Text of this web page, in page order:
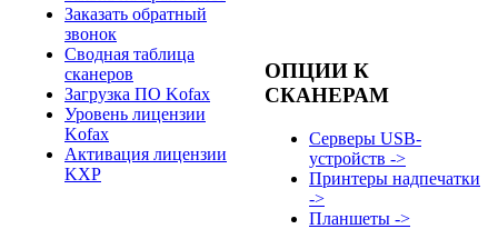
Заказать обратный
звонок
Сводная таблица
сканеров
Загрузка ПО Kofax
Уровень лицензии
Kofax
Активация лицензии
KXP
ОПЦИИ К
СКАНЕРАМ
Серверы USB-
устройств ->
Принтеры надпечатки
->
Планшеты ->